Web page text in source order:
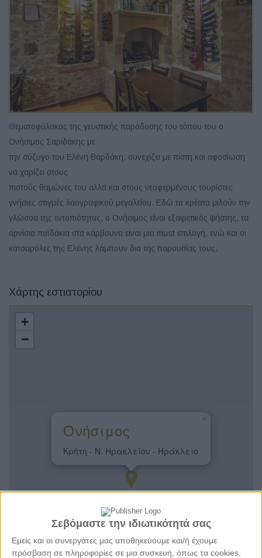
Σεβόμαστε την ιδιωτικότητά σας
Εμείς και οι συνεργάτες μας αποθηκεύουμε και/ή έχουμε
πρόσβαση σε πληροφορίες σε μια συσκευή, όπως τα cookies,
Θεματοφύλακας της γευστικής παράδοσης του τόπου του ο
Ονήσιμος Σαριδάκης με
την σύζυγο του Ελένη Βαρδάκη, συνεχίζει με πίστη και αφοσίωση
να χαρίζει στους
πιστούς θαμώνες του αλλά και στους νεοφερμένους τουρίστες
γνήσιες στιγμές λαογραφικού μεγαλείου. Εδώ τα κρέατα μιλούν την
γλώσσα της εντοπιότητας, ο Ονήσιμος είναι εξαιρετικός ψήστης, τα
αρνίσια παϊδάκια στα κάρβουνα είναι μια must επιλογή, ενώ και οι
κατσαρόλες της Ελένης λάμπουν δια της παρουσίας τους.
Χάρτης εστιατορίου
Ονήσιμος
Κρήτη - Ν. Ηρακλείου - Ηράκλειο
+
−